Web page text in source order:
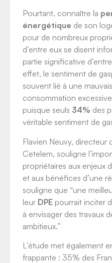
Pourtant, connaître la
énergétique de son
pour de nombreux
d’entre eux se disent
partie significative
effet, le sentiment de
souvent lié à une
consommation
puisque seuls 34% des
véritable sentiment de
Flavien Neuvy, directeur
Cetelem, souligne
propriétaires aux enjeux
et aux bénéfices d’une
souligne que “une
leur DPE pourrait inciter
à envisager des travaux
ambitieux.”
L’étude met également
frappante : 35% des